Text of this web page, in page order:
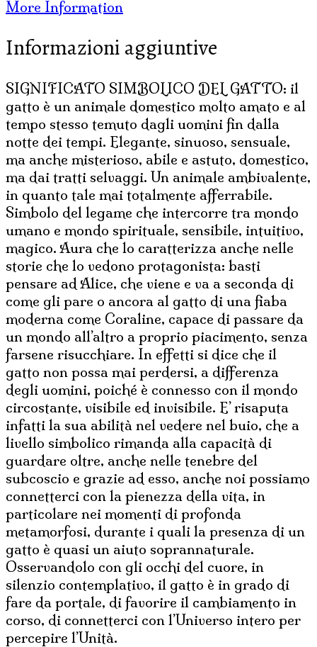
quantità
More Information
Informazioni aggiuntive
SIGNIFICATO SIMBOLICO DEL GATTO: il
gatto è un animale domestico molto amato e al
tempo stesso temuto dagli uomini fin dalla
notte dei tempi. Elegante, sinuoso, sensuale,
ma anche misterioso, abile e astuto, domestico,
ma dai tratti selvaggi. Un animale ambivalente,
in quanto tale mai totalmente afferrabile.
Simbolo del legame che intercorre tra mondo
umano e mondo spirituale, sensibile, intuitivo,
magico. Aura che lo caratterizza anche nelle
storie che lo vedono protagonista: basti
pensare ad Alice, che viene e va a seconda di
come gli pare o ancora al gatto di una fiaba
moderna come Coraline, capace di passare da
un mondo all’altro a proprio piacimento, senza
farsene risucchiare. In effetti si dice che il
gatto non possa mai perdersi, a differenza
degli uomini, poiché è connesso con il mondo
circostante, visibile ed invisibile. E’ risaputa
infatti la sua abilità nel vedere nel buio, che a
livello simbolico rimanda alla capacità di
guardare oltre, anche nelle tenebre del
subcoscio e grazie ad esso, anche noi possiamo
connetterci con la pienezza della vita, in
particolare nei momenti di profonda
metamorfosi, durante i quali la presenza di un
gatto è quasi un aiuto soprannaturale.
Osservandolo con gli occhi del cuore, in
silenzio contemplativo, il gatto è in grado di
fare da portale, di favorire il cambiamento in
corso, di connetterci con l’Universo intero per
percepire l’Unità.